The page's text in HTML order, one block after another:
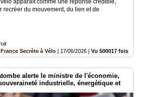
apparaît comme une réponse crédible,
recréer du mouvement, du lien et de
France Secrète à Vélo | 17/06/2026 | Vu 500017 fois
alerte le ministre de l'économie,
industrielle, énergétique et